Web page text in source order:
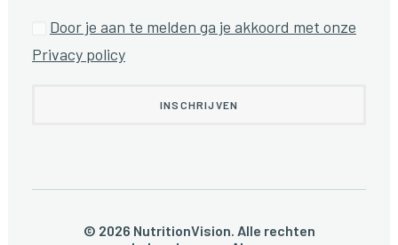
Door je aan te melden ga je akkoord met onze
Privacy policy
© 2026 NutritionVision. Alle rechten